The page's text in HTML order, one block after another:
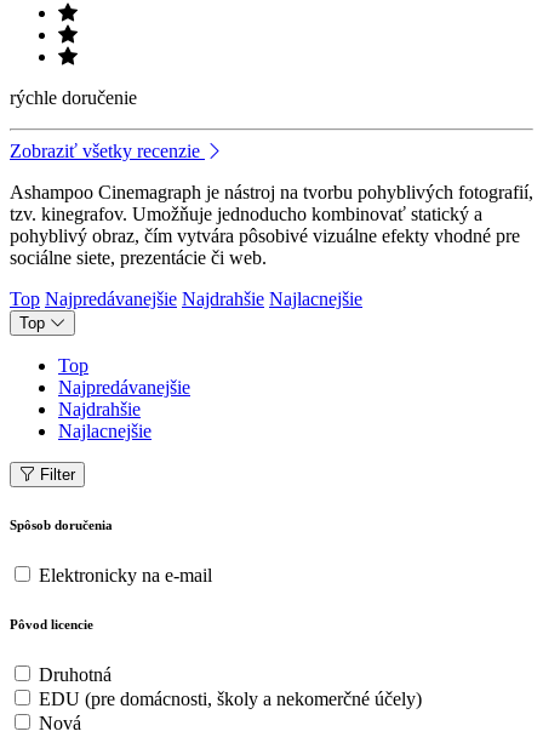
rýchle doručenie
Zobraziť všetky recenzie
Ashampoo Cinemagraph je nástroj na tvorbu pohyblivých fotografií,
tzv. kinegrafov. Umožňuje jednoducho kombinovať statický a
pohyblivý obraz, čím vytvára pôsobivé vizuálne efekty vhodné pre
sociálne siete, prezentácie či web.
Top Najpredávanejšie Najdrahšie Najlacnejšie
Top
Top
Najpredávanejšie
Najdrahšie
Najlacnejšie
Filter
Spôsob doručenia
Elektronicky na e-mail
Pôvod licencie
Druhotná
EDU (pre domácnosti, školy a nekomerčné účely)
Nová